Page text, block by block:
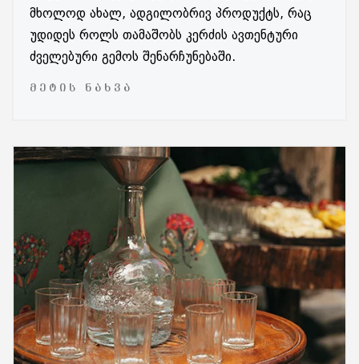
მხოლოდ ახალ, ადგილობრივ პროდუქტს, რაც
უდიდეს როლს თამაშობს კერძის ავთენტური
ძველებური გემოს შენარჩუნებაში.
ᲛᲔᲢᲘᲡ ᲜᲐᲮᲕᲐ